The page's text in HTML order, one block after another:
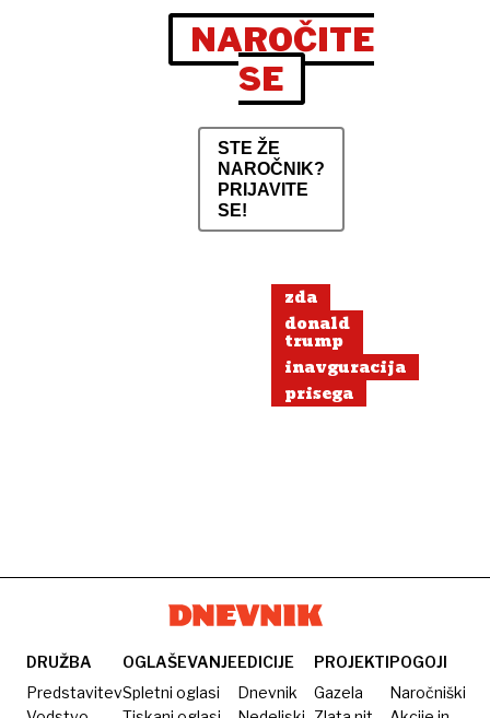
NAROČITE
SE
STE ŽE
NAROČNIK?
PRIJAVITE
SE!
zda
donald
trump
inavguracija
prisega
DRUŽBA
Predstavitev
OGLAŠEVANJE
Spletni oglasi
EDICIJE
Dnevnik
PROJEKTI
Gazela
POGOJI
Naročniški